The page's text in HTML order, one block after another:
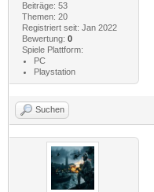
Beiträge: 53
Themen: 20
Registriert seit: Jan 2022
Bewertung: 0
Spiele Plattform:
PC
Playstation
Suchen